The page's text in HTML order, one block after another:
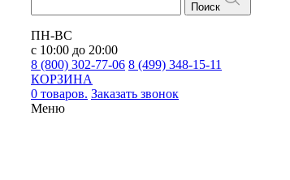
Поиск
ПН-ВС
с 10:00 до 20:00
8 (800) 302-77-06 8 (499) 348-15-11
КОРЗИНА
0 товаров. Заказать звонок
Меню